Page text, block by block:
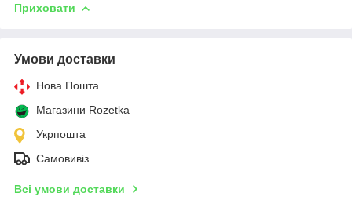
Приховати
Умови доставки
Нова Пошта
Магазини Rozetka
Укрпошта
Самовивіз
Всі умови доставки